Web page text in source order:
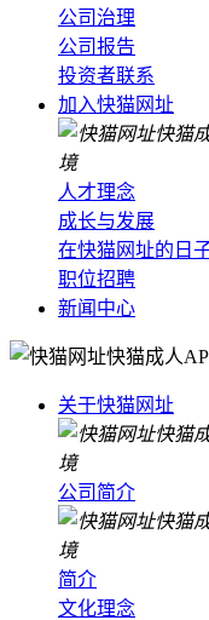
公司治理
公司报告
投资者联系
加入快猫网址
人才理念
成长与发展
在快猫网址的日
职位招聘
新闻中心
关于快猫网址
公司简介
简介
文化理念